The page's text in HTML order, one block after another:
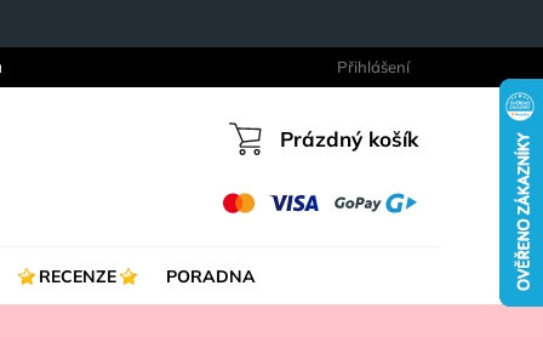
Přihlášení
Nákupní
Prázdný košík
RECENZE PORADNA